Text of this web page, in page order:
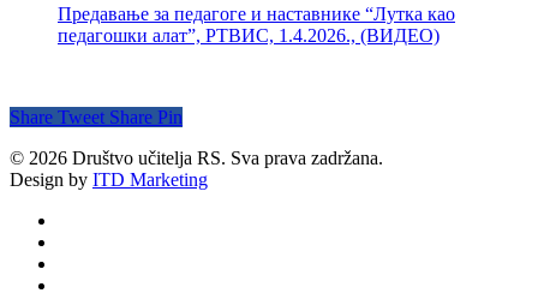
Предавање за педагоге и наставнике “Лутка као
педагошки алат”, РТВИС, 1.4.2026., (ВИДЕО)
Share Tweet Share Pin
© 2026 Društvo učitelja RS. Sva prava zadržana.
Design by ITD Marketing